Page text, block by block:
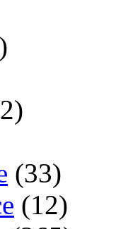
(33)
(12)